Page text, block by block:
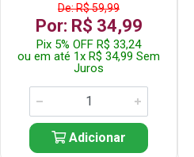
De: R$ 59,99
Por: R$ 34,99
Pix 5% OFF R$ 33,24
ou em até 1x R$ 34,99 Sem
Juros
Adicionar